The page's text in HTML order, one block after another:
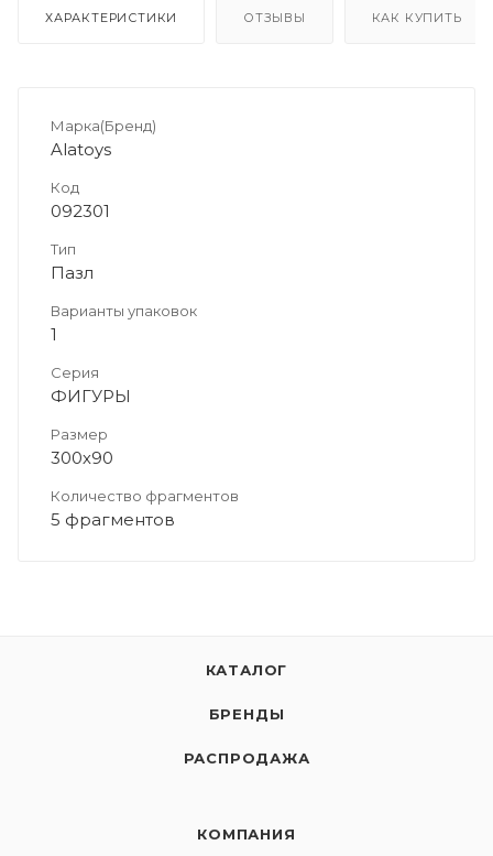
ХАРАКТЕРИСТИКИ ОТЗЫВЫ КАК КУПИТЬ
Марка(Бренд)
Alatoys
Код
092301
Тип
Пазл
Варианты упаковок
1
Серия
ФИГУРЫ
Размер
300х90
Количество фрагментов
5 фрагментов
КАТАЛОГ
БРЕНДЫ
РАСПРОДАЖА
КОМПАНИЯ